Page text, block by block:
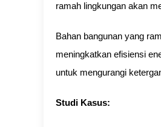
ramah lingkungan akan
Bahan bangunan yang
meningkatkan efisiensi
untuk mengurangi
Studi Kasus: